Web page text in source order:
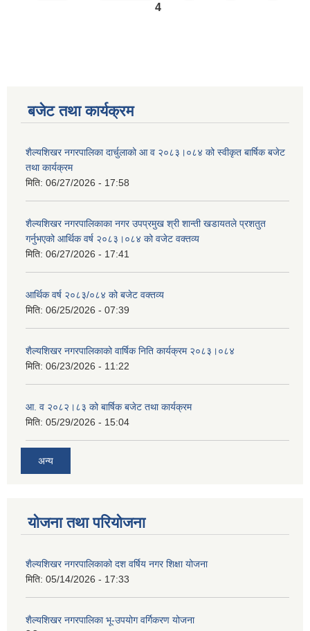
4
बजेट तथा कार्यक्रम
शैल्यशिखर नगरपालिका दार्चुलाको आ व २०८३।०८४ को स्वीकृत बार्षिक बजेट
तथा कार्यक्रम
मिति: 06/27/2026 - 17:58
शैल्यशिखर नगरपालिकाका नगर उपप्रमुख श्री शान्ती खडायतले प्रशतुत
गर्नुभएको आर्थिक वर्ष २०८३।०८४ को वजेट वक्तव्य
मिति: 06/27/2026 - 17:41
आर्थिक वर्ष २०८३/०८४ को बजेट वक्तव्य
मिति: 06/25/2026 - 07:39
शैल्यशिखर नगरपालिकाको वार्षिक निति कार्यक्रम २०८३।०८४
मिति: 06/23/2026 - 11:22
आ. व २०८२।८३ को बार्षिक बजेट तथा कार्यक्रम
मिति: 05/29/2026 - 15:04
अन्य
योजना तथा परियोजना
शैल्यशिखर नगरपालिकाको दश वर्षिय नगर शिक्षा योजना
मिति: 05/14/2026 - 17:33
शैल्यशिखर नगरपालिका भू-उपयोग वर्गिकरण योजना